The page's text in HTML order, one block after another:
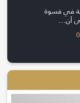
في قسوة
أن...